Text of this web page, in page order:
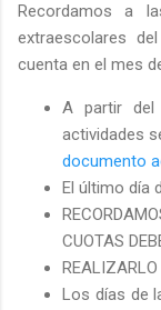
Recordamos a
extraescolares
cuenta en el mes
A partir
actividades
documento
El último día
CUOTAS
Los días de